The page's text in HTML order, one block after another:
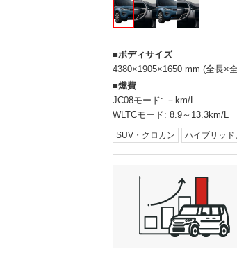
ボディサイズ
4380×1905×1650 mm (全長×
燃費
JC08モード: －km/L
WLTCモード: 8.9～13.3km/L
SUV・クロカン ハイブリッド